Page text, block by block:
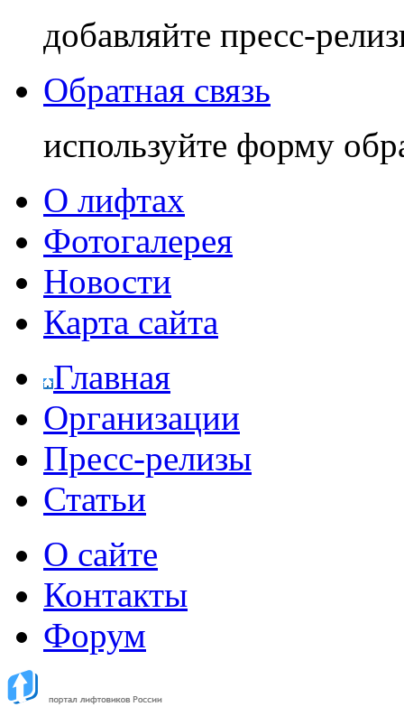
добавляйте пресс-
Обратная связь
используйте форму
О лифтах
Фотогалерея
Новости
Карта сайта
Главная
Организации
Пресс-релизы
Статьи
О сайте
Контакты
Форум